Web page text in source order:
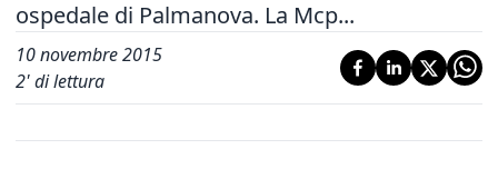
ospedale di Palmanova. La Mcp...
10 novembre 2015
2' di lettura